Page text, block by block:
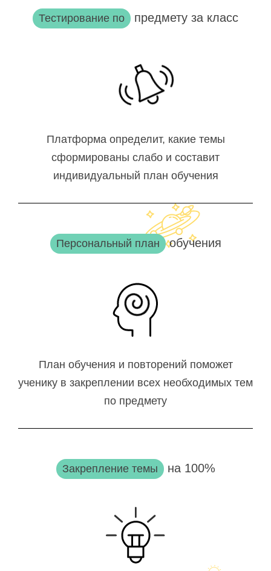
Тестирование по предмету за класс
Платформа определит, какие темы
сформированы слабо и составит
индивидуальный план обучения
Персональный план обучения
План обучения и повторений поможет
ученику в закреплении всех необходимых тем
по предмету
Закрепление темы на 100%